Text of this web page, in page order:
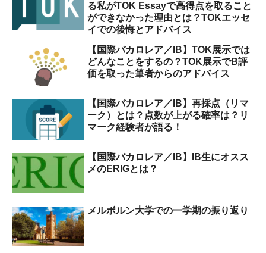
る私がTOK Essayで高得点を取ること
ができなかった理由とは？TOKエッセ
イでの後悔とアドバイス
【国際バカロレア／IB】TOK展示では
どんなことをするの？TOK展示でB評
価を取った筆者からのアドバイス
【国際バカロレア／IB】再採点（リマ
ーク）とは？点数が上がる確率は？リ
マーク経験者が語る！
【国際バカロレア／IB】IB生にオスス
メのERIGとは？
メルボルン大学での一学期の振り返り